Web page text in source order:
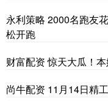
永利策略 2000名跑友
松开跑
财富配资 惊天大瓜！
尚牛配资 11月14日精